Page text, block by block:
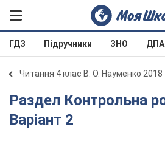
ГДЗ Підручники ЗНО ДПА
Читання 4 клас В. О. Науменко 2018
Раздел Контрольна робота 7.
Варіант 2